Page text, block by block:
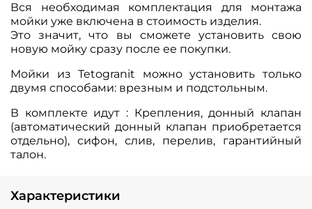
Вся необходимая комплектация для монтажа
мойки уже включена в стоимость изделия.
Это значит, что вы сможете установить свою
новую мойку сразу после ее покупки.
Мойки из Tetogranit можно установить только
двумя способами: врезным и подстольным.
В комплекте идут : Крепления, донный клапан
(автоматический донный клапан приобретается
отдельно), сифон, слив, перелив, гарантийный
талон.
Характеристики